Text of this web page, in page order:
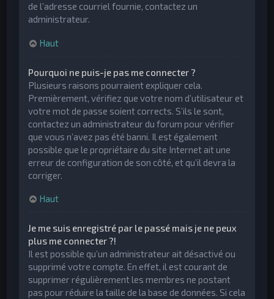
de l’adresse courriel fournie, contactez un
administrateur.
Haut
Pourquoi ne puis-je pas me connecter ?
Plusieurs raisons pourraient expliquer cela.
Premièrement, vérifiez que votre nom d’utilisateur et
votre mot de passe soient corrects. S’ils le sont,
contactez un administrateur du forum pour vérifier
que vous n’avez pas été banni. Il est également
possible que le propriétaire du site Internet ait une
erreur de configuration de son côté, et qu’il devra la
corriger.
Haut
Je me suis enregistré par le passé mais je ne peux
plus me connecter ?!
Il est possible qu’un administrateur ait désactivé ou
supprimé votre compte. En effet, il est courant de
supprimer régulièrement les membres ne postant
pas pour réduire la taille de la base de données. Si cela